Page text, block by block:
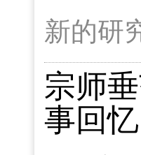
新的研
宗师
事回忆